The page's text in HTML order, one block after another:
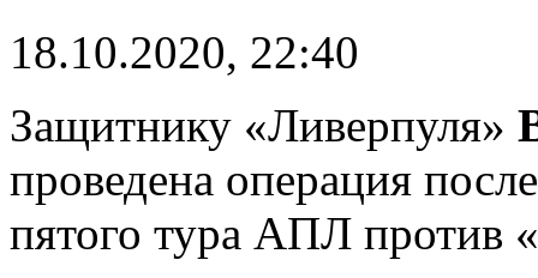
18.10.2020, 22:40
Защитнику «Ливерпуля»
проведена операция
пятого тура АПЛ против